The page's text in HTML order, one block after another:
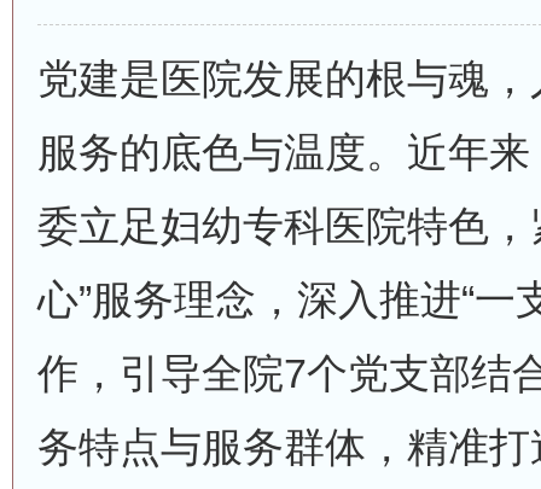
党建是医院发展的根与魂
服务的底色与温度。近年
委立足妇幼专科医院特色，
心”服务理念，深入推进“一
作，引导全院7个党支部结
务特点与服务群体，精准